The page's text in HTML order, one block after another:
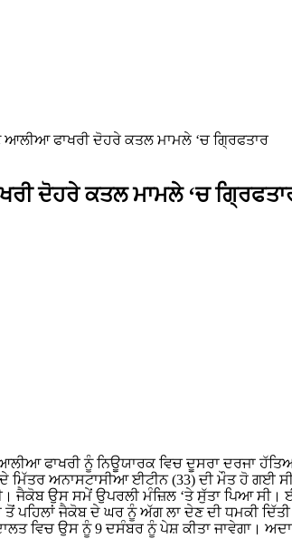
ਆਲੀਆ ਫਾਖਰੀ ਦੋਹਰੇ ਕਤਲ ਮਾਮਲੇ ‘ਚ ਗ੍ਰਿਫਤਾਰ
ਦੋਹਰੇ ਕਤਲ ਮਾਮਲੇ ‘ਚ
ਫਾਖਰੀ ਨੂੰ ਨਿਊਯਾਰਕ ਵਿਚ ਦੂਸਰਾ ਦਰਜਾ
ਅਨਾਸਟਾਸੀਆ ਈਟੀਨ (33) ਦੀ ਮੌਤ ਹੋ ਗਈ
ਜੈਕੋਬ ਉਸ ਸਮੇਂ ਉਪਰਲੀ ਮੰਜ਼ਿਲ ‘ਤੇ ਸੁੱਤਾ ਪਿਆ
ਪਹਿਲਾਂ ਜੈਕੋਬ ਦੇ ਘਰ ਨੂੰ ਅੱਗ ਲਾ ਦੇਣ ਦੀ ਧਮਕੀ
ਵਿਚ ਉਸ ਨੂੰ 9 ਦਸੰਬਰ ਨੂੰ ਪੇਸ਼ ਕੀਤਾ ਜਾਵੇਗਾ।